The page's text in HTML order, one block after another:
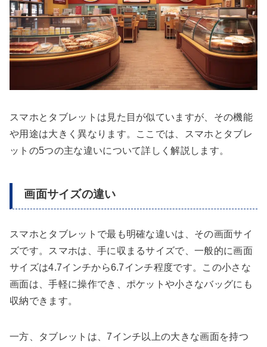
スマホとタブレットは見た目が似ていますが、その機能
や用途は大きく異なります。ここでは、スマホとタブレ
ットの5つの主な違いについて詳しく解説します。
画面サイズの違い
スマホとタブレットで最も明確な違いは、その画面サイ
ズです。スマホは、手に収まるサイズで、一般的に画面
サイズは4.7インチから6.7インチ程度です。この小さな
画面は、手軽に操作でき、ポケットや小さなバッグにも
収納できます。
一方、タブレットは、7インチ以上の大きな画面を持つ